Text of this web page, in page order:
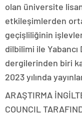
olan üniversite
etkileşimlerden
geçişliliğinin
dilbilimi ile
dergilerinden biri
2023 yılında
ARAŞTIRMA
COUNCIL